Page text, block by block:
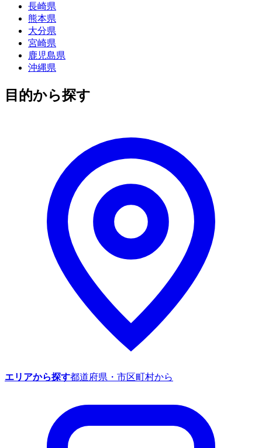
長崎県
熊本県
大分県
宮崎県
鹿児島県
沖縄県
目的から探す
エリアから探す都道府県・市区町村から